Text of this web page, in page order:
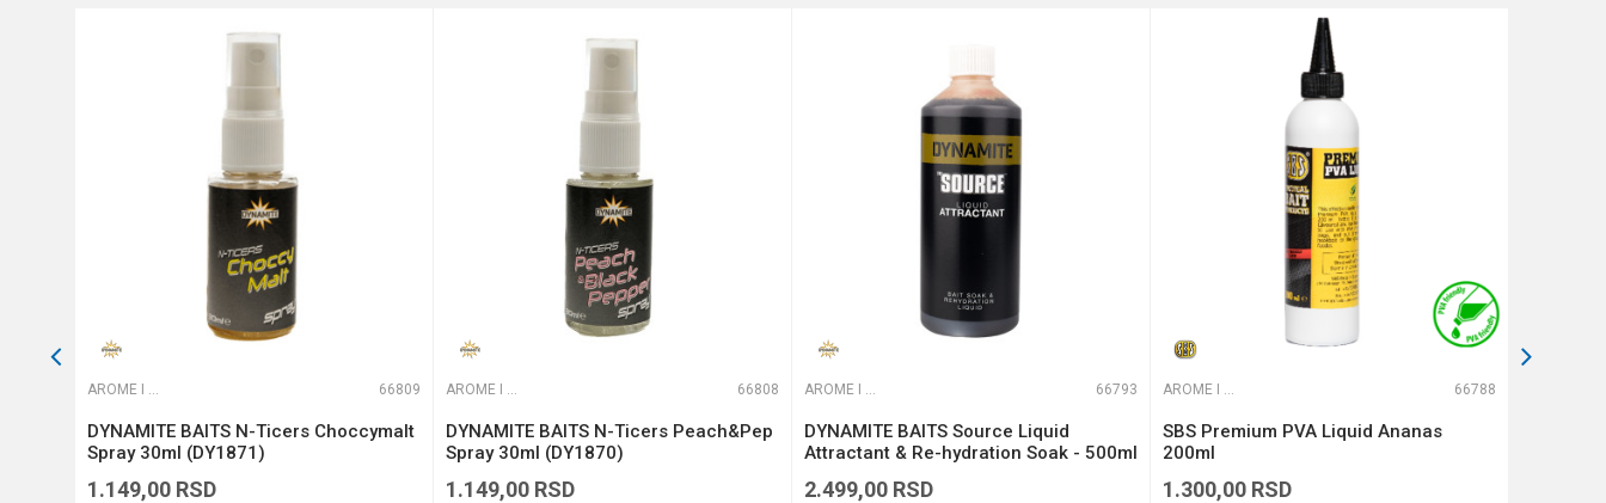
Anti-spam zaštita - izračunajte koliko je 6 - 1 :
AROME I ADITIVI 66809
DYNAMITE BAITS N-Ticers Choccymalt
Spray 30ml (DY1871)
1.149,00 RSD
AROME I ADITIVI 66808
DYNAMITE BAITS N-Ticers Peach&Pep
Spray 30ml (DY1870)
1.149,00 RSD
AROME I ADITIVI 66793
DYNAMITE BAITS Source Liquid
Attractant & Re-hydration Soak - 500ml
2.499,00 RSD
AROME I ADITIVI 66788
SBS Premium PVA Liquid Ananas
200ml
1.300,00 RSD